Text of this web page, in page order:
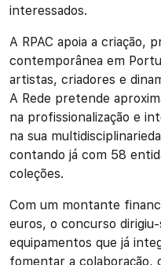
interessados.
A RPAC apoia a criação,
contemporânea em
artistas, criadores e
A Rede pretende
na profissionalização e
na sua
contando já com 58
coleções.
Com um montante
euros, o concurso
equipamentos que já
fomentar a colaboração,